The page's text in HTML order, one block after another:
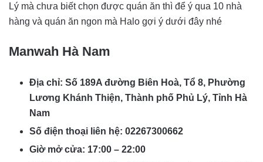
Lý mà chưa biết chọn được quán ăn thì để ý qua 10 nhà
hàng và quán ăn ngon mà Halo gợi ý dưới đây nhé
Manwah Hà Nam
Địa chỉ: Số 189A đường Biên Hoà, Tổ 8, Phường
Lương Khánh Thiện, Thành phố Phủ Lý, Tỉnh Hà
Nam
Số điện thoại liên hệ: 02267300662
Giờ mở cửa: 17:00 – 22:00